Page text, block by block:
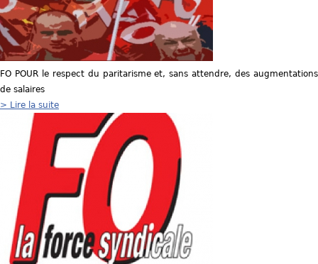
FO POUR le respect du paritarisme et, sans attendre, des augmentations
de salaires
> Lire la suite